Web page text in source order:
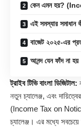
কেন এমন হয়?
এই সমস্যার সমাধান
বাজেট ২০২৫-এর
আনন্দ যেন ফাঁদ না হয়
ট্রাইব টিভি বাংলা ডিজিটাল:
নতুন চ্যালেঞ্জ, এবং
(Income Tax on
চ্যালেঞ্জ। এর মধ্যে